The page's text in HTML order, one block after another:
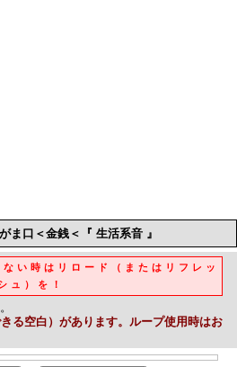
口＜金銭＜『 生活系音 』
い時はリロード（またはリフレッ
ュ）を！
る空白）があります。ループ使用時はお